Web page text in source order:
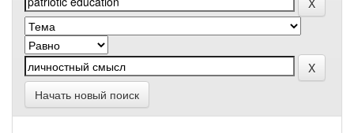
Начать новый поиск